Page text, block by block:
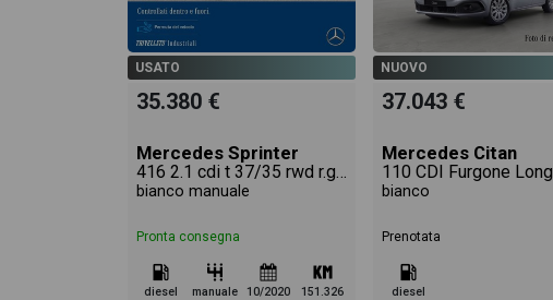
del veicolo.
USATO
35.380 €
Mercedes Sprinter
416 2.1 cdi t 37/35 rwd r.gem. evi
bianco manuale
Pronta consegna
diesel manuale 10/2020 151.326
NUOVO
37.043 €
Mercedes Citan
110 CDI Furgone Long
bianco
Prenotata
diesel